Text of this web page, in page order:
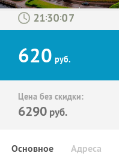
: :
620 руб.
Цена без скидки:
6290 руб.
Основное Адреса